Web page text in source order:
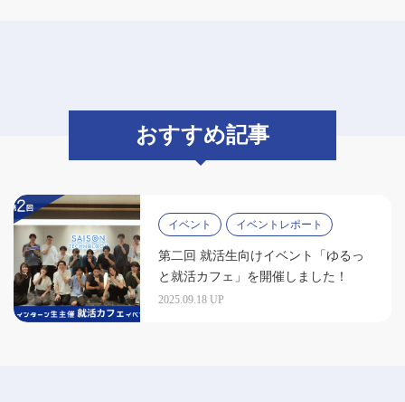
おすすめ記事
イベント イベントレポート
第二回 就活生向けイベント「ゆるっ
と就活カフェ」を開催しました！
2025.09.18 UP